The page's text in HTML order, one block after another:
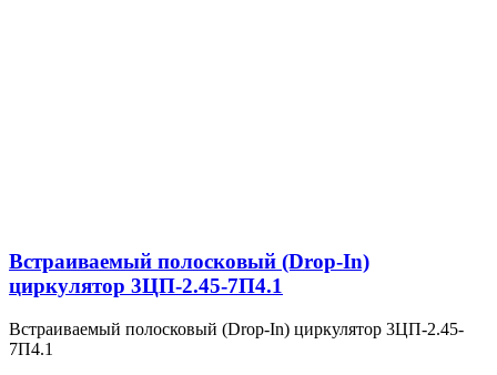
Встраиваемый полосковый (Drop-In)
циркулятор 3ЦП-2.45-7П4.1
Встраиваемый полосковый (Drop-In) циркулятор 3ЦП-2.45-
7П4.1